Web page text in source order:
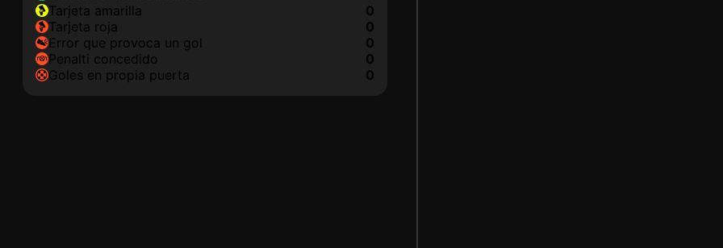
tarjeta amarilla
0
tarjeta roja
0
Error que provoca un gol
0
Penalti concedido
0
goles en propia puerta
0